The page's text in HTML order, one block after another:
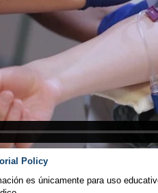
Policy
es únicamente para uso